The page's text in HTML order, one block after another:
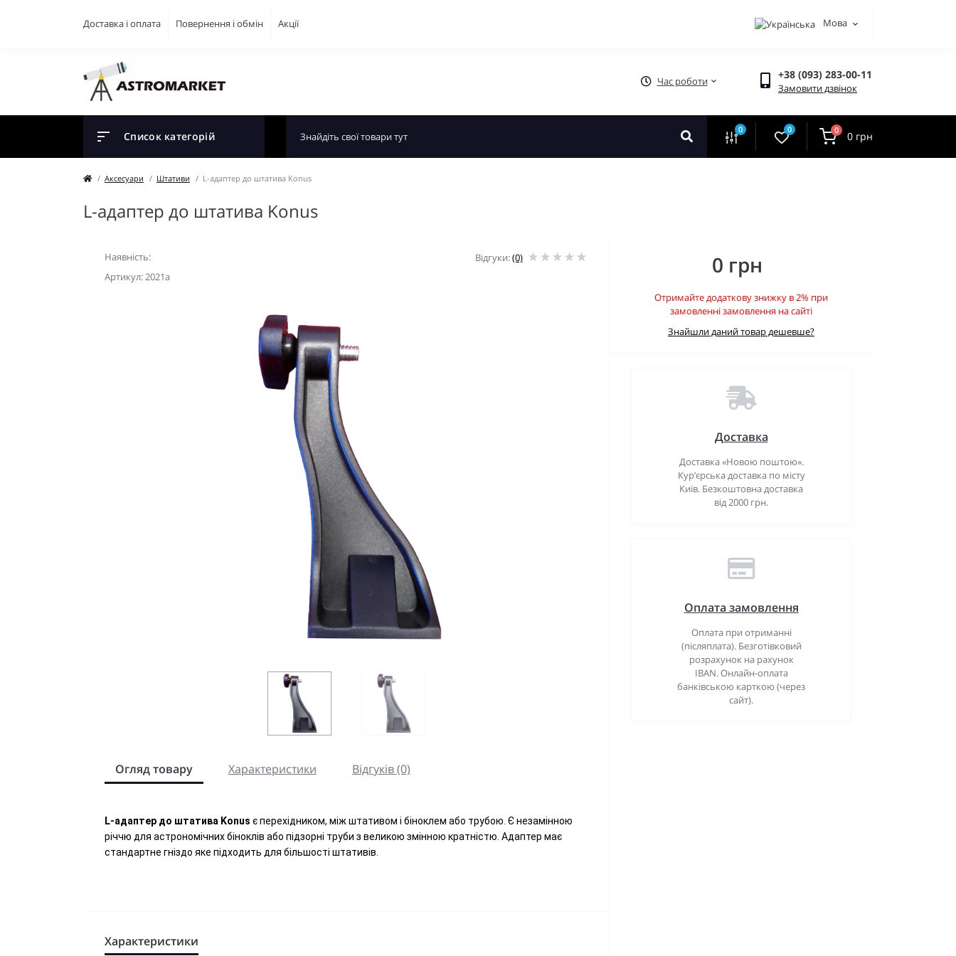
Доставка і оплата Повернення і обмін Акції Мова
Час роботи +38 (093) 283-00-11
Замовити дзвінок
Список категорій 0 0 0 0 грн
Аксесуари Штативи L-адаптер до штатива Konus
L-адаптер до штатива Konus
Наявність:
Артикул: 2021a
Відгуки:(0)
Огляд товару Характеристики Відгуків (0)
L-адаптер до штатива Konus є перехідником, між штативом і біноклем або трубою. Є незамінною
річчю для астрономічних біноклів або підзорні труби з великою змінною кратністю. Адаптер має
стандартне гніздо яке підходить для більшості штативів.
Характеристики
0 грн
Отримайте додаткову знижку в 2% при
замовленні замовлення на сайті
Знайшли даний товар дешевше?
Доставка
Доставка «Новою поштою».
Кур’єрська доставка по місту
Київ. Безкоштовна доставка
від 2000 грн.
Оплата замовлення
Оплата при отриманні
(післяплата). Безготівковий
розрахунок на рахунок
IBAN. Онлайн-оплата
банківською карткою (через
сайт).